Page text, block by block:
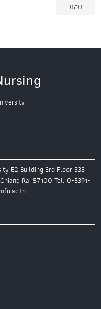
กลับ
E2 Building 3rd Floor 333
Rai 57100 Tel. 0-5391-